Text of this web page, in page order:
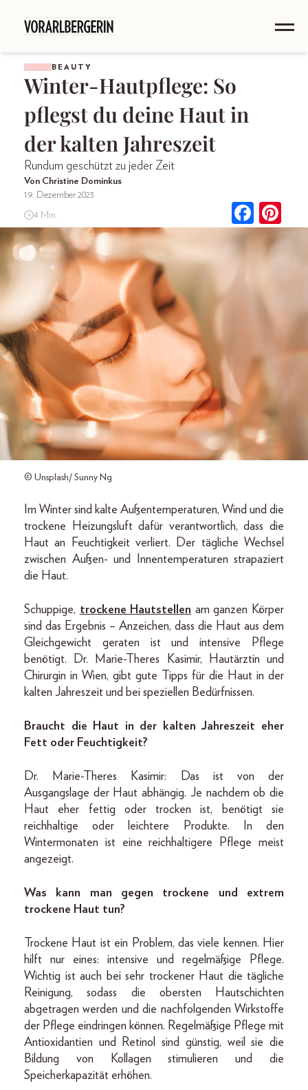
BEAUTY
Winter-Hautpflege: So
pflegst du deine Haut in
der kalten Jahreszeit
Rundum geschützt zu jeder Zeit
Von Christine Dominkus
19. Dezember 2023
4 Min.
© Unsplash/ Sunny Ng
Im Winter sind kalte Außentemperaturen, Wind und die
trockene Heizungsluft dafür verantwortlich, dass die
Haut an Feuchtigkeit verliert. Der tägliche Wechsel
zwischen Außen- und Innentemperaturen strapaziert
die Haut.
Schuppige, trockene Hautstellen am ganzen Körper
sind das Ergebnis – Anzeichen, dass die Haut aus dem
Gleichgewicht geraten ist und intensive Pflege
benötigt. Dr. Marie-Theres Kasimir, Hautärztin und
Chirurgin in Wien, gibt gute Tipps für die Haut in der
kalten Jahreszeit und bei speziellen Bedürfnissen.
Braucht die Haut in der kalten Jahreszeit eher
Fett oder Feuchtigkeit?
Dr. Marie-Theres Kasimir: Das ist von der
Ausgangslage der Haut abhängig. Je nachdem ob die
Haut eher fettig oder trocken ist, benötigt sie
reichhaltige oder leichtere Produkte. In den
Wintermonaten ist eine reichhaltigere Pflege meist
angezeigt.
Was kann man gegen trockene und extrem
trockene Haut tun?
Trockene Haut ist ein Problem, das viele kennen. Hier
hilft nur eines: intensive und regelmäßige Pflege.
Wichtig ist auch bei sehr trockener Haut die tägliche
Reinigung, sodass die obersten Hautschichten
abgetragen werden und die nachfolgenden Wirkstoffe
der Pflege eindringen können. Regelmäßige Pflege mit
Antioxidantien und Retinol sind günstig, weil sie die
Bildung von Kollagen stimulieren und die
Speicherkapazität erhöhen.